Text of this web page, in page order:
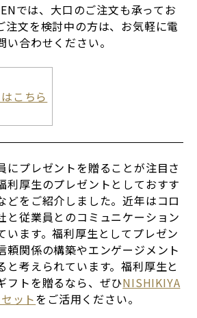
では、大口のご注文も承ってお
注文を検討中の方は、お気軽に電
合わせください。
こちら
にプレゼントを贈ることが注目さ
利厚生のプレゼントとしておすす
どをご紹介しました。近年はコロ
と従業員とのコミュニケーション
います。福利厚生としてプレゼン
頼関係の構築やエンゲージメント
と考えられています。福利厚生と
フトを贈るなら、ぜひNISHIKIYA
ットをご活用ください。